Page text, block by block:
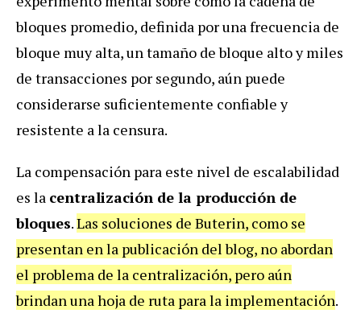
bloques promedio, definida por una frecuencia de
bloque muy alta, un tamaño de bloque alto y miles
de transacciones por segundo, aún puede
considerarse suficientemente confiable y
resistente a la censura.
La compensación para este nivel de escalabilidad
es la centralización de la producción de
bloques.Las soluciones de Buterin, como se
presentan en la publicación del blog, no abordan
el problema de la centralización, pero aún
brindan una hoja de ruta para la implementación.